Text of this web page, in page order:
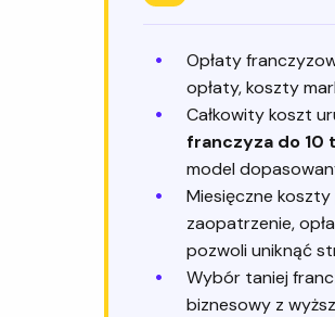
Opłaty
opłaty, koszty
Całkowity koszt
franczyza do 10
model
Miesięczne
zaopatrzenie,
pozwoli uniknąć
Wybór taniej
biznesowy z